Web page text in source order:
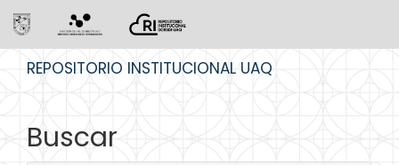
REPOSITORIO INSTITUCIONAL UAQ
Buscar